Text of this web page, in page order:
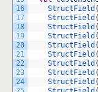
16
17
18
19
20
21
22
23
24
StructField (
StructField (
StructField (
StructField (
StructField (
StructField (
StructField (
StructField (
StructField (